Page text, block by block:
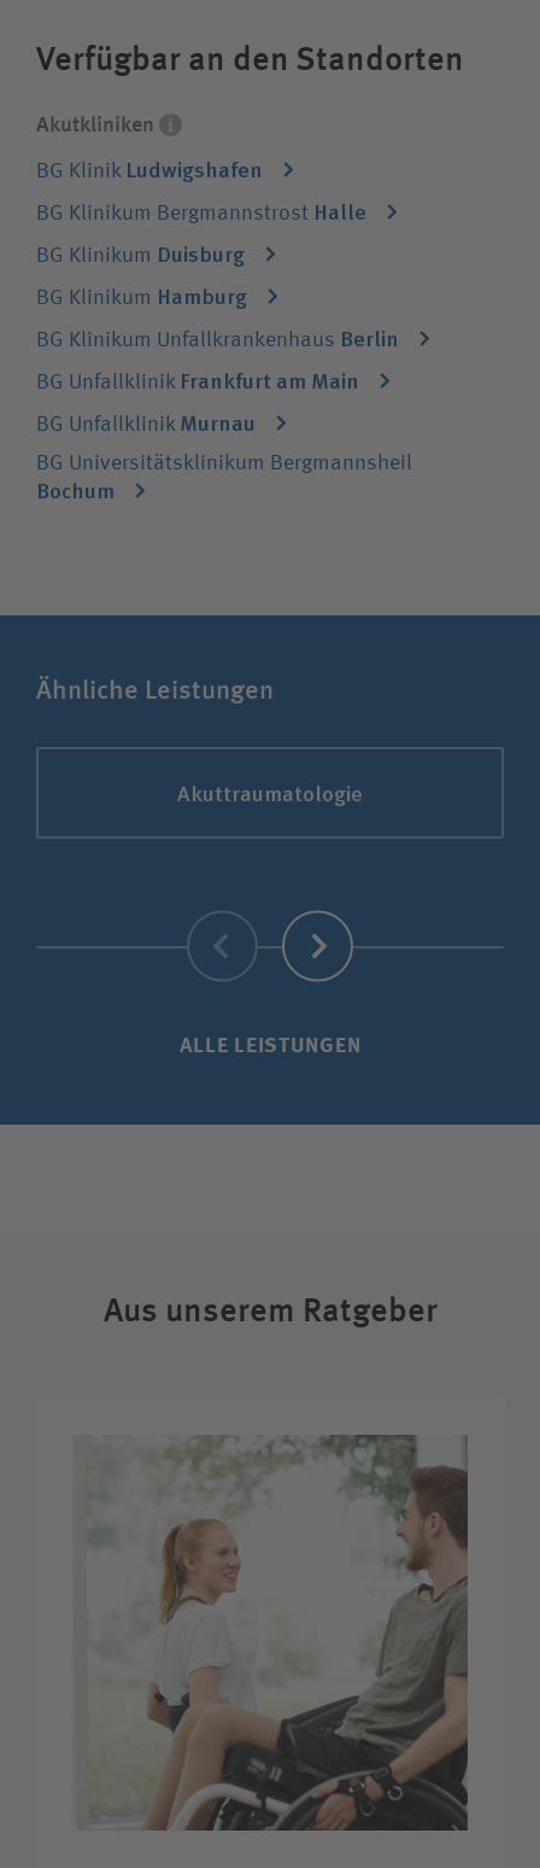
Verfügbar an den Standorten
spielt keine Rolle.
Akutkliniken
BG Klinik Ludwigshafen
BG Klinikum Bergmannstrost Halle
BG Klinikum Duisburg
BG Klinikum Hamburg
BG Klinikum Unfallkrankenhaus Berlin
BG Unfallklinik Frankfurt am Main
BG Unfallklinik Murnau
BG Universitätsklinikum Bergmannsheil
Bochum
Ähnliche Leistungen
Akut­traumatologie
Zurück Weiter
ALLE LEISTUNGEN
Aus unserem Ratgeber